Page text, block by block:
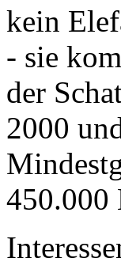
kein
- sie
der
2000
450.000